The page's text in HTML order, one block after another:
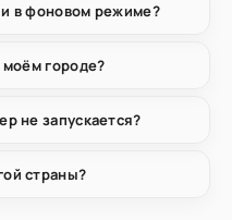
в фоновом режиме?
моём городе?
не запускается?
страны?